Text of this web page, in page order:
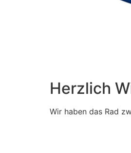
Herzlich
Wir haben das Rad